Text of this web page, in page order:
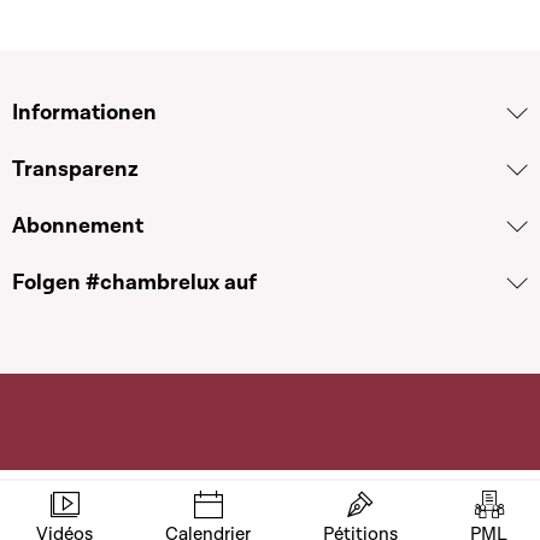
Vidéos Calendrier Pétitions PML
Informationen
Transparenz
Abonnement
Folgen #chambrelux auf